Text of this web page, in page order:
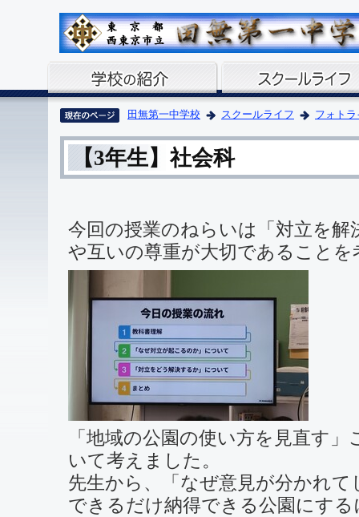
田無第一中学校 スクールライフ フォト
【3年生】社会科
今回の授業のねらいは「対立を
や互いの尊重が大切であることを
「地域の公園の使い方を見直す
いて考えました。
先生から、「なぜ意見が分かれ
できるだけ納得できる公園にす